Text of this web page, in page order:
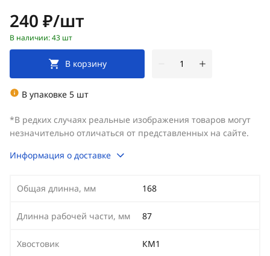
Цена:
240 ₽/шт
В наличии: 43 шт
В корзину
В упаковке 5 шт
*В редких случаях реальные изображения товаров могут
незначительно отличаться от представленных на сайте.
Информация о доставке
Общая длинна, мм 168
Длинна рабочей части, мм 87
Хвостовик КМ1